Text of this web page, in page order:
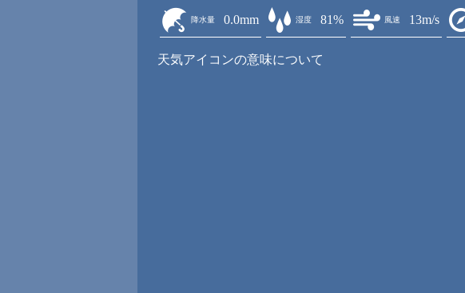
降水量 0.0mm 湿度 81% 風速 13m/s
天気アイコンの意味について